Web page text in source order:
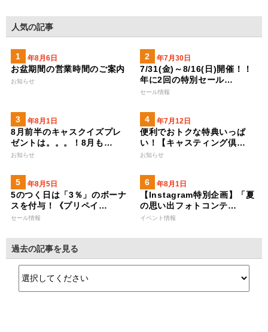
人気の記事
2026年8月6日
お盆期間の営業時間のご案内
お知らせ
2026年7月30日
7/31(金)～8/16(日)開催！！
年に2回の特別セール…
セール情報
2026年8月1日
8月前半のキャスクイズプレ
ゼントは。。。！8月も…
お知らせ
2023年7月12日
便利でおトクな特典いっぱ
い！【キャスティング倶…
お知らせ
2026年8月5日
5のつく日は「3％」のボーナ
スを付与！《プリペイ…
セール情報
2026年8月1日
【Instagram特別企画】「夏
の思い出フォトコンテ…
イベント情報
過去の記事を見る